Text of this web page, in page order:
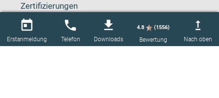
Zertifizierungen
Deutsche Gesellschaft für Kardiologie
today
Erstanmeldung
phone
Telefon
get_app
Downloads
4.8 (1556)
Bewertung
upgrade
Nach oben